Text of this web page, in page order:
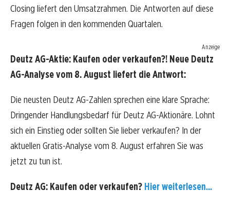
Closing liefert den Umsatzrahmen. Die Antworten auf diese
Fragen folgen in den kommenden Quartalen.
Anzeige
Deutz AG-Aktie: Kaufen oder verkaufen?! Neue Deutz
AG-Analyse vom 8. August liefert die Antwort:
Die neusten Deutz AG-Zahlen sprechen eine klare Sprache:
Dringender Handlungsbedarf für Deutz AG-Aktionäre. Lohnt
sich ein Einstieg oder sollten Sie lieber verkaufen? In der
aktuellen Gratis-Analyse vom 8. August erfahren Sie was
jetzt zu tun ist.
Deutz AG: Kaufen oder verkaufen? Hier weiterlesen...